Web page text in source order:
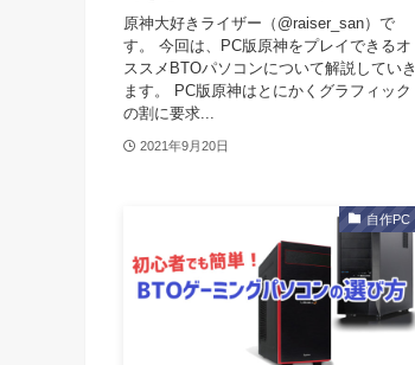
原神大好きライザー（@raiser_san）で
す。 今回は、PC版原神をプレイできるオ
ススメBTOパソコンについて解説していき
ます。 PC版原神はとにかくグラフィック
の割に要求...
2021年9月20日
自作PC